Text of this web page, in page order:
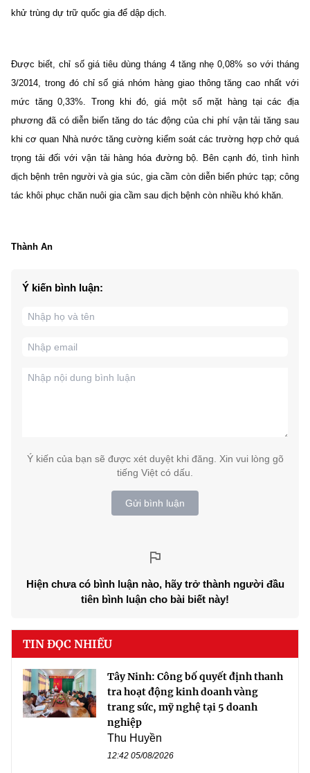
khử trùng dự trữ quốc gia để dập dịch.
Được biết, chỉ số giá tiêu dùng tháng 4 tăng nhẹ 0,08% so với tháng
3/2014, trong đó chỉ số giá nhóm hàng giao thông tăng cao nhất với
mức tăng 0,33%. Trong khi đó, giá một số mặt hàng tại các địa
phương đã có diễn biến tăng do tác động của chi phí vận tải tăng sau
khi cơ quan Nhà nước tăng cường kiểm soát các trường hợp chở quá
trọng tải đối với vận tải hàng hóa đường bộ. Bên cạnh đó, tình hình
dịch bệnh trên người và gia súc, gia cầm còn diễn biến phức tạp; công
tác khôi phục chăn nuôi gia cầm sau dịch bệnh còn nhiều khó khăn.
Thành An
Ý kiến bình luận:
Ý kiến của bạn sẽ được xét duyệt khi đăng. Xin vui lòng gõ
tiếng Việt có dấu.
Gửi bình luận
Hiện chưa có bình luận nào, hãy trở thành người đầu
tiên bình luận cho bài biết này!
TIN ĐỌC NHIỀU
Tây Ninh: Công bố quyết định thanh
tra hoạt động kinh doanh vàng
trang sức, mỹ nghệ tại 5 doanh
nghiệp
Thu Huyền
12:42 05/08/2026